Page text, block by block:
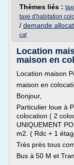
Thèmes liés :
taxe d'habitation
/ demande
caf
Location
maison en
Location maison
maison en
Bonjour,
Particulier loue à
colocation ( 2
UNIQUEMENT
m2. ( Rdc + 1
Très près tous
Bus à 50 M et